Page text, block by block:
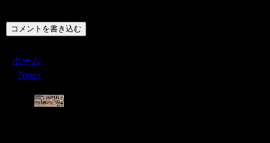
コメントを書き込む
ホーム
News